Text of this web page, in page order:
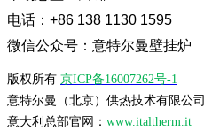
电话： +86 138 1130 1595
微信公众号：意特尔曼壁挂炉
版权所有 京ICP备16007262号-1
意特尔曼（北京）供热技术有限公司
意大利总部官网： www.italtherm.it